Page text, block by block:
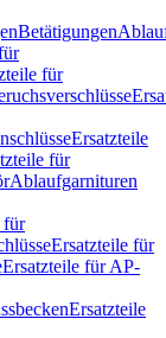
Betätigungen
für
Ersatzteile
für
Ablaufgarnituren
für
Ersatzteile für
Ersatzteile für AP-
Ersatzteile